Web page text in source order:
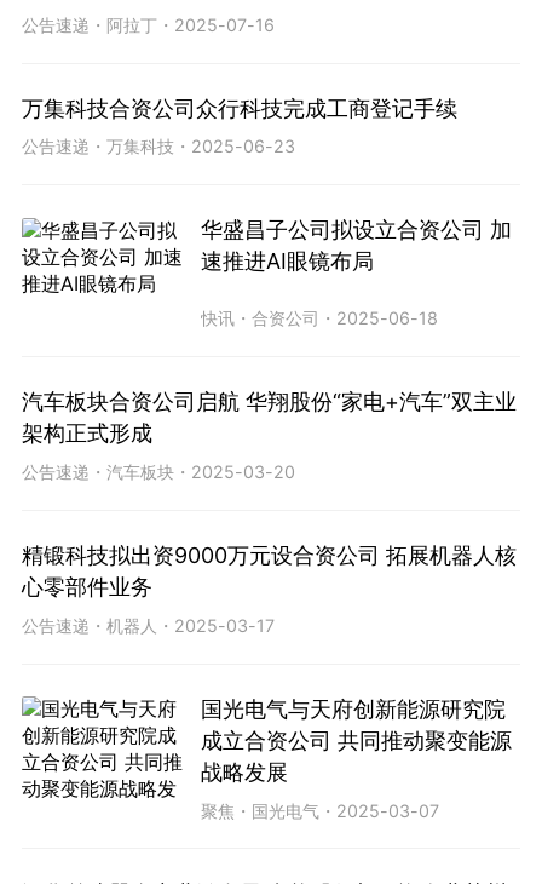
公告速递 ・ 阿拉丁 ・ 2025-07-16
万集科技合资公司众行科技完成工商登记手续
公告速递 ・ 万集科技・ 2025-06-23
华盛昌子公司拟设立合资公司 加
速推进AI眼镜布局
快讯 ・合资公司 ・ 2025-06-18
汽车板块合资公司启航 华翔股份“家电+汽车”双主业
架构正式形成
公告速递 ・ 汽车板块・ 2025-03-20
精锻科技拟出资9000万元设合资公司 拓展机器人核
心零部件业务
公告速递 ・ 机器人 ・ 2025-03-17
国光电气与天府创新能源研究院
成立合资公司 共同推动聚变能源
战略发展
聚焦 ・ 国光电气 ・ 2025-03-07